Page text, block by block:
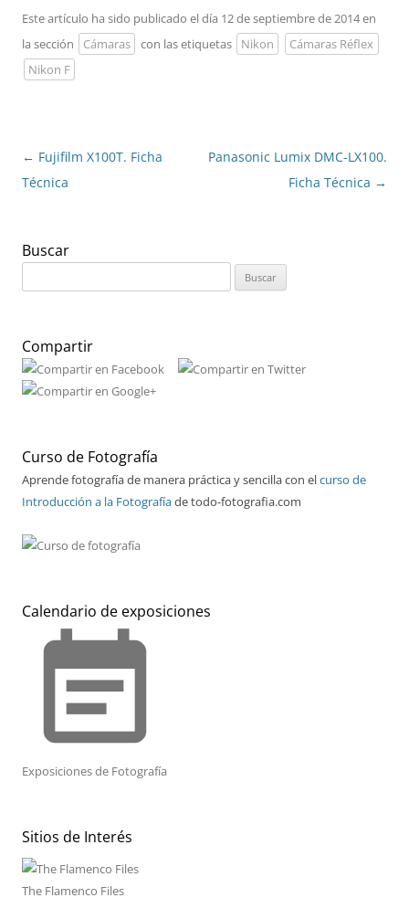
Este artículo ha sido publicado el día 12 de septiembre de 2014 en
la sección
Cámaras con las etiquetas Nikon
Cámaras Réflex
Nikon F
Navegación
de
← Fujifilm X100T. Ficha
Técnica
Panasonic Lumix DMC-LX100.
Ficha Técnica →
Buscar
Compartir
Curso de Fotografía
Aprende fotografía de manera práctica y sencilla con elcurso de
Introducción a la Fotografíade todo-fotografia.com
Calendario de exposiciones
event_note
Exposiciones de Fotografía
Sitios de Interés
The Flamenco Files